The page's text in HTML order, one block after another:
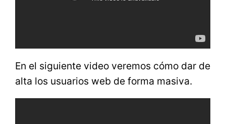
En el siguiente video veremos cómo dar de
alta los usuarios web de forma masiva.